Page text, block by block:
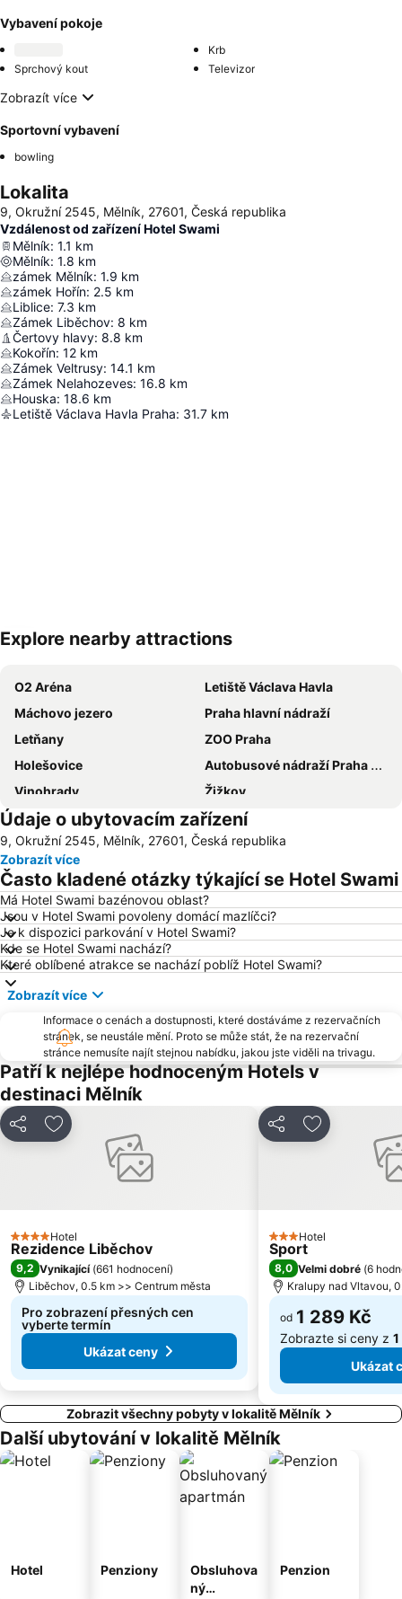
Vybavení pokoje
Krb
Sprchový kout
Televizor
Zobrazít více
Sportovní vybavení
bowling
Lokalita
9, Okružní 2545, Mělník, 27601, Česká republika
Vzdálenost od zařízení Hotel Swami
Mělník: 1.1 km
Mělník: 1.8 km
zámek Mělník: 1.9 km
zámek Hořín: 2.5 km
Liblice: 7.3 km
Zámek Liběchov: 8 km
Čertovy hlavy: 8.8 km
Kokořín: 12 km
Zámek Veltrusy: 14.1 km
Zámek Nelahozeves: 16.8 km
Houska: 18.6 km
Letiště Václava Havla Praha: 31.7 km
Explore nearby attractions
O2 Aréna
Letiště Václava Havla
Máchovo jezero
Praha hlavní nádraží
Letňany
ZOO Praha
Holešovice
Autobusové nádraží Praha Florenc
Vinohrady
Žižkov
Vršovice
Výstaviště Praha - Holešovice
Chodov
Smíchov
Václavské náměstí
Na Kampě
Horní Počernice
Aquapalace Praha
Televizní věž Žižkov
Dejvice
Hostivař
Modřany
Old Town Square
Zbraslav
Suchdol
Stodůlky
Vyšehrad
Malá Strana
Stanice metra Anděl
Troja
Strašnice
Tančící dům
Řepy
Nemocnice Motol Metro Station
Náměstí Republiky
Výstaviště Letňany - PVA EXPO
Zámek Loučeň
Libuš
Kunratice
Čakovice
Centrum Černý Most
Údaje o ubytovacím zařízení
9, Okružní 2545, Mělník, 27601, Česká republika
Zobrazít více
Často kladené otázky týkající se Hotel Swami
Má Hotel Swami bazénovou oblast?
Jsou v Hotel Swami povoleny domácí mazlíčci?
Je k dispozici parkování v Hotel Swami?
Kde se Hotel Swami nachází?
Které oblíbené atrakce se nachází poblíž Hotel Swami?
Zobrazít více
Informace o cenách a dostupnosti, které dostáváme z rezervačních
stránek, se neustále mění. Proto se může stát, že na rezervační
stránce nemusíte najít stejnou nabídku, jakou jste viděli na trivagu.
Patří k nejlépe hodnoceným Hotels v
destinaci Mělník
Sdílet Přidat na seznam oblíbených hotelů
4 Počet hvězdiček
Hotel
Rezidence Liběchov
9,2 Vynikající (661 hodnocení)
Liběchov, 0.5 km >> Centrum města
Pro zobrazení přesných cen
vyberte termín
Ukázat ceny
Sdílet Přidat na
3 Počet hvězdiček
Hotel
Sport
8,0 Velmi dobré (6
Kralupy nad Vltavou,
od 1 289 Kč
Zobrazte si ceny z
Ukázat
Zobrazit všechny pobyty v lokalitě Mělník
Další ubytování v lokalitě Mělník
Hotel Penziony
Obsluhova
ný
Penzion